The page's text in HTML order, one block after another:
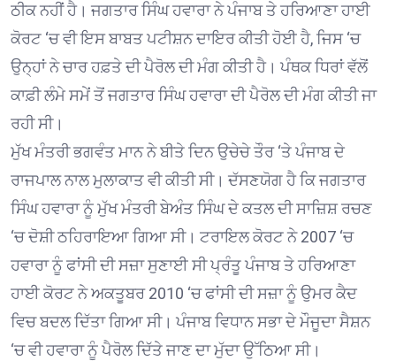
ਠੀਕ ਨਹੀਂ ਹੈ। ਜਗਤਾਰ ਸਿੰਘ ਹਵਾਰਾ ਨੇ ਪੰਜਾਬ ਤੇ ਹਰਿਆਣਾ ਹਾਈ
ਕੋਰਟ ‘ਚ ਵੀ ਇਸ ਬਾਬਤ ਪਟੀਸ਼ਨ ਦਾਇਰ ਕੀਤੀ ਹੋਈ ਹੈ, ਜਿਸ ‘ਚ
ਉਨ੍ਹਾਂ ਨੇ ਚਾਰ ਹਫ਼ਤੇ ਦੀ ਪੈਰੋਲ ਦੀ ਮੰਗ ਕੀਤੀ ਹੈ। ਪੰਥਕ ਧਿਰਾਂ ਵੱਲੋਂ
ਕਾਫ਼ੀ ਲੰਮੇ ਸਮੇਂ ਤੋਂ ਜਗਤਾਰ ਸਿੰਘ ਹਵਾਰਾ ਦੀ ਪੈਰੋਲ ਦੀ ਮੰਗ ਕੀਤੀ ਜਾ
ਰਹੀ ਸੀ।
ਮੁੱਖ ਮੰਤਰੀ ਭਗਵੰਤ ਮਾਨ ਨੇ ਬੀਤੇ ਦਿਨ ਉਚੇਚੇ ਤੌਰ ‘ਤੇ ਪੰਜਾਬ ਦੇ
ਰਾਜਪਾਲ ਨਾਲ ਮੁਲਾਕਾਤ ਵੀ ਕੀਤੀ ਸੀ। ਦੱਸਣਯੋਗ ਹੈ ਕਿ ਜਗਤਾਰ
ਸਿੰਘ ਹਵਾਰਾ ਨੂੰ ਮੁੱਖ ਮੰਤਰੀ ਬੇਅੰਤ ਸਿੰਘ ਦੇ ਕਤਲ ਦੀ ਸਾਜ਼ਿਸ਼ ਰਚਣ
‘ਚ ਦੋਸ਼ੀ ਠਹਿਰਾਇਆ ਗਿਆ ਸੀ। ਟਰਾਇਲ ਕੋਰਟ ਨੇ 2007 ‘ਚ
ਹਵਾਰਾ ਨੂੰ ਫਾਂਸੀ ਦੀ ਸਜ਼ਾ ਸੁਣਾਈ ਸੀ ਪ੍ਰੰਤੂ ਪੰਜਾਬ ਤੇ ਹਰਿਆਣਾ
ਹਾਈ ਕੋਰਟ ਨੇ ਅਕਤੂਬਰ 2010 ‘ਚ ਫਾਂਸੀ ਦੀ ਸਜ਼ਾ ਨੂੰ ਉਮਰ ਕੈਦ
ਵਿਚ ਬਦਲ ਦਿੱਤਾ ਗਿਆ ਸੀ। ਪੰਜਾਬ ਵਿਧਾਨ ਸਭਾ ਦੇ ਮੌਜੂਦਾ ਸੈਸ਼ਨ
‘ਚ ਵੀ ਹਵਾਰਾ ਨੂੰ ਪੈਰੋਲ ਦਿੱਤੇ ਜਾਣ ਦਾ ਮੁੱਦਾ ਉੱਠਿਆ ਸੀ।